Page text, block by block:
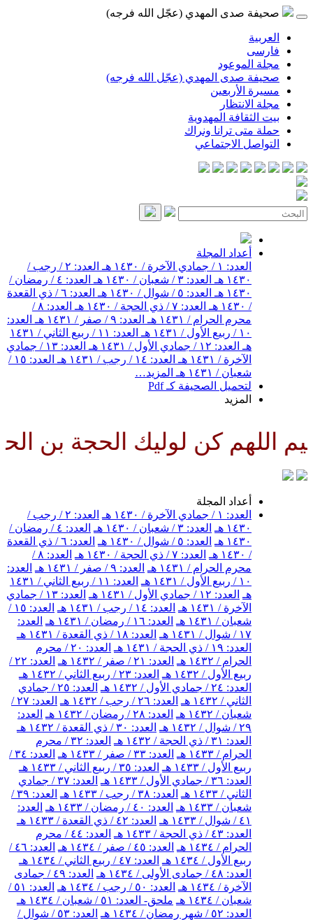
صحيفة صدى المهدي (عجّل الله فرجه)
العربية
فارسی
مجلة الموعود
صحيفة صدى المهدي (عجّل الله فرجه)
مسيرة الأربعين
مجلة الانتظار
بيت الثقافة المهدوية
حملة متى ترانا ونراك
التواصل الاجتماعي
أعداد المجلة
العدد: ١ / جمادي الآخرة / ١٤٣٠ هـ
العدد: ٢ / رجب /
١٤٣٠ هـ
العدد: ٣ / شعبان / ١٤٣٠ هـ
العدد: ٤ / رمضان /
١٤٣٠ هـ
العدد: ٥ / شوال / ١٤٣٠ هـ
العدد: ٦ / ذي القعدة
/ ١٤٣٠ هـ
العدد: ٧ / ذي الحجة / ١٤٣٠ هـ
العدد: ٨ /
محرم الحرام / ١٤٣١ هـ
العدد: ٩ / صفر / ١٤٣١ هـ
العدد:
١٠ / ربيع الأول / ١٤٣١ هـ
العدد: ١١ / ربيع الثاني / ١٤٣١
هـ العدد: ١٢ / جمادي الأول / ١٤٣١ هـ
العدد: ١٣ / جمادي
الآخرة / ١٤٣١ هـ
العدد: ١٤ / رجب / ١٤٣١ هـ
العدد: ١٥ /
شعبان / ١٤٣١ هـ
المزيد…
لتحميل الصحيفة كـ Pdf
المزيد
اللهم كن لوليك الحجة بن
أعداد المجلة
العدد: ١ / جمادي الآخرة / ١٤٣٠ هـ
العدد: ٢ / رجب /
١٤٣٠ هـ
العدد: ٣ / شعبان / ١٤٣٠ هـ
العدد: ٤ / رمضان /
١٤٣٠ هـ
العدد: ٥ / شوال / ١٤٣٠ هـ
العدد: ٦ / ذي القعدة
/ ١٤٣٠ هـ
العدد: ٧ / ذي الحجة / ١٤٣٠ هـ
العدد: ٨ /
محرم الحرام / ١٤٣١ هـ
العدد: ٩ / صفر / ١٤٣١ هـ
العدد:
١٠ / ربيع الأول / ١٤٣١ هـ
العدد: ١١ / ربيع الثاني / ١٤٣١
هـ العدد: ١٢ / جمادي الأول / ١٤٣١ هـ
العدد: ١٣ / جمادي
الآخرة / ١٤٣١ هـ
العدد: ١٤ / رجب / ١٤٣١ هـ
العدد: ١٥ /
شعبان / ١٤٣١ هـ
العدد: ١٦ / رمضان / ١٤٣١ هـ
العدد:
١٧ / شوال / ١٤٣١ هـ
العدد: ١٨ / ذي القعدة / ١٤٣١ هـ
العدد: ١٩ / ذي الحجة / ١٤٣١ هـ
العدد: ٢٠ / محرم
الحرام / ١٤٣٢ هـ
العدد: ٢١ / صفر / ١٤٣٢ هـ
العدد: ٢٢ /
ربيع الأول / ١٤٣٢ هـ
العدد: ٢٣ / ربيع الثاني / ١٤٣٢ هـ
العدد: ٢٤ / جمادي الأول / ١٤٣٢ هـ
العدد: ٢٥ / جمادي
الثاني / ١٤٣٢ هـ
العدد: ٢٦ / رجب / ١٤٣٢ هـ
العدد: ٢٧ /
شعبان / ١٤٣٢ هـ
العدد: ٢٨ / رمضان / ١٤٣٢ هـ
العدد:
٢٩ / شوال / ١٤٣٢ هـ
العدد: ٣٠ / ذي القعدة / ١٤٣٢ هـ
العدد: ٣١ / ذي الحجة / ١٤٣٢ هـ
العدد: ٣٢ / محرم
الحرام / ١٤٣٣ هـ
العدد: ٣٣ / صفر / ١٤٣٣ هـ
العدد: ٣٤ /
ربيع الأول / ١٤٣٣ هـ
العدد: ٣٥ / ربيع الثاني / ١٤٣٣ هـ
العدد: ٣٦ / جمادي الأول / ١٤٣٣ هـ
العدد: ٣٧ / جمادي
الثاني / ١٤٣٣ هـ
العدد: ٣٨ / رجب / ١٤٣٣ هـ
العدد: ٣٩ /
شعبان / ١٤٣٣ هـ
العدد: ٤٠ / رمضان / ١٤٣٣ هـ
العدد:
٤١ / شوال / ١٤٣٣ هـ
العدد: ٤٢ / ذي القعدة / ١٤٣٣ هـ
العدد: ٤٣ / ذي الحجة / ١٤٣٣ هـ
العدد: ٤٤ / محرم
الحرام / ١٤٣٤ هـ
العدد: ٤٥ / صفر / ١٤٣٤ هـ
العدد: ٤٦ /
ربيع الأول / ١٤٣٤ هـ
العدد: ٤٧ / ربيع الثاني / ١٤٣٤ هـ
العدد: ٤٨ / جمادى الأولى / ١٤٣٤ هـ
العدد: ٤٩ / جمادى
الآخرة / ١٤٣٤ هـ
العدد: ٥٠ / رجب / ١٤٣٤ هـ
العدد: ٥١ /
شعبان / ١٤٣٤ هـ
ملحق- العدد: ٥١ / شعبان / ١٤٣٤ هـ
العدد: ٥٢ / شهر رمضان / ١٤٣٤ هـ
العدد: ٥٣ / شوال /